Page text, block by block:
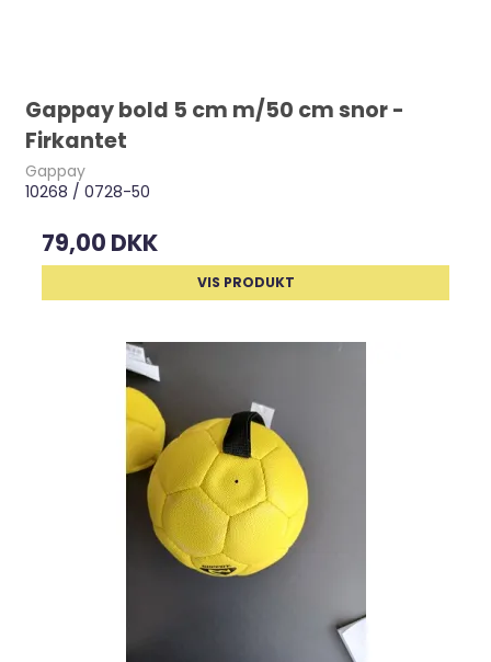
Gappay bold 5 cm m/50 cm snor -
Firkantet
Gappay
10268 / 0728-50
79,00 DKK
VIS PRODUKT